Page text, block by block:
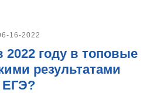
16-2022
2022 году в топовые
результатами
ЕГЭ?